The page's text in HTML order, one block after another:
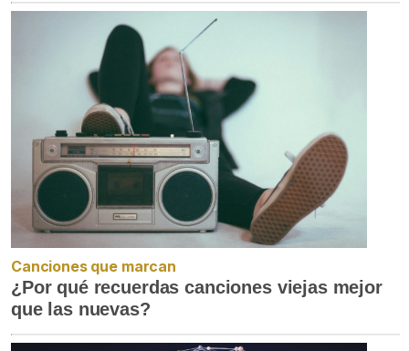
Canciones que marcan
¿Por qué recuerdas canciones viejas mejor
que las nuevas?